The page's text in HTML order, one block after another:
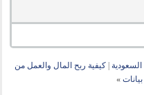
السعودية
كيفية ربح المال والعمل من
»